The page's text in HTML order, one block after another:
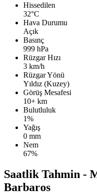
Hissedilen
32°C
Hava Durumu
Açık
Basınç
999 hPa
Rüzgar Hızı
3 km/h
Rüzgar Yönü
Yıldız (Kuzey)
Görüş Mesafesi
10+ km
Bulutluluk
1%
Yağış
0 mm
Nem
67%
Saatlik Tahmin -
Barbaros